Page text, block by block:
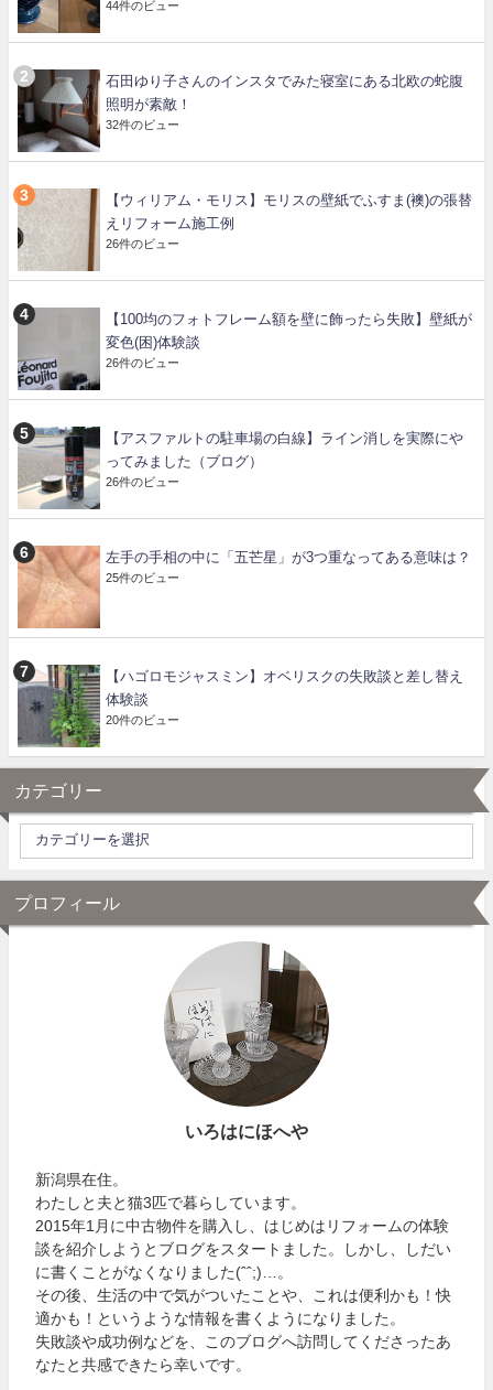
44件のビュー
石田ゆり子さんのインスタでみた寝室にある北欧の蛇腹
照明が素敵！
32件のビュー
【ウィリアム・モリス】モリスの壁紙でふすま(襖)の張替
えリフォーム施工例
26件のビュー
【100均のフォトフレーム額を壁に飾ったら失敗】壁紙が
変色(困)体験談
26件のビュー
【アスファルトの駐車場の白線】ライン消しを実際にや
ってみました（ブログ）
26件のビュー
左手の手相の中に「五芒星」が3つ重なってある意味は？
25件のビュー
【ハゴロモジャスミン】オベリスクの失敗談と差し替え
体験談
20件のビュー
カテゴリー
プロフィール
いろはにほへや
新潟県在住。
わたしと夫と猫3匹で暮らしています。
2015年1月に中古物件を購入し、はじめはリフォームの体験
談を紹介しようとブログをスタートました。しかし、しだい
に書くことがなくなりました(ˆˆ;)…。
その後、生活の中で気がついたことや、これは便利かも！快
適かも！というような情報を書くようになりました。
失敗談や成功例などを、このブログへ訪問してくださったあ
なたと共感できたら幸いです。